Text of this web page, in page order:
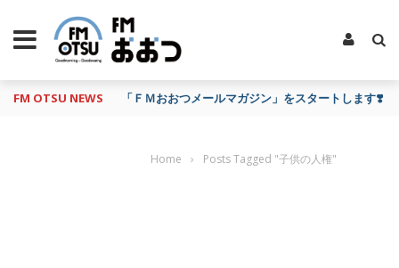
FM OTSU NEWS 「ＦＭおおつメールマガジン」をスタートします❣️
Home › Posts Tagged "子供の人権"